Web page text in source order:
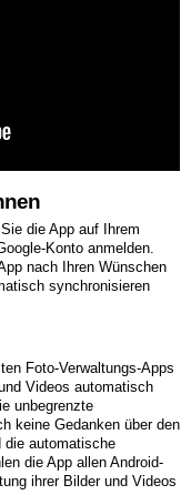
die App auf Ihrem
Konto anmelden.
nach Ihren Wünschen
synchronisieren
Foto-Verwaltungs-Apps
Videos automatisch
unbegrenzte
keine Gedanken über den
die automatische
die App allen Android-
ihrer Bilder und Videos